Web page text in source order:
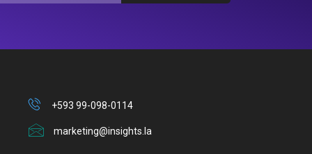
+593 99-098-0114
marketing@insights.la